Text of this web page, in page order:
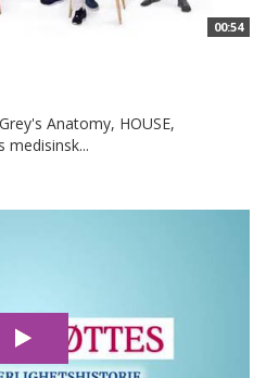
00:54
Anatomy, HOUSE,
medisinsk...